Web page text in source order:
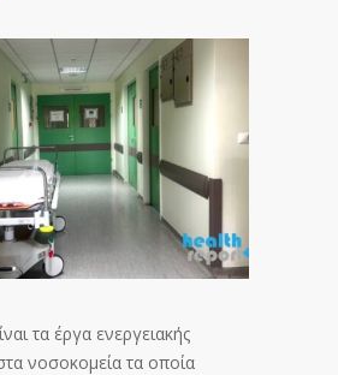
τα έργα ενεργειακής
νοσοκομεία τα οποία